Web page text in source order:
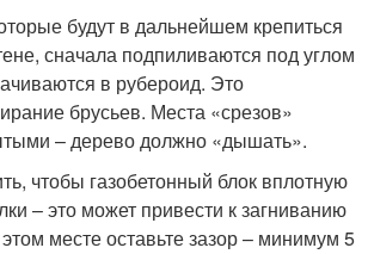
будут в дальнейшем крепиться
сначала подпиливаются под углом
в рубероид. Это
брусьев. Места «срезов»
– дерево должно «дышать».
чтобы газобетонный блок вплотную
– это может привести к загниванию
месте оставьте зазор – минимум 5